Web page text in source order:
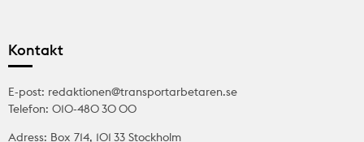
Kontakt
E-post: redaktionen@transportarbetaren.se
Telefon: 010-480 30 00
Adress: Box 714, 101 33 Stockholm